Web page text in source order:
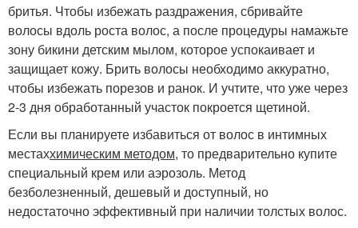
бритья. Чтобы избежать раздражения, сбривайте
волосы вдоль роста волос, а после процедуры намажьте
зону бикини детским мылом, которое успокаивает и
защищает кожу. Брить волосы необходимо аккуратно,
чтобы избежать порезов и ранок. И учтите, что уже через
2-3 дня обработанный участок покроется щетиной.
Если вы планируете избавиться от волос в интимных
местаххимическим методом, то предварительно купите
специальный крем или аэрозоль. Метод
безболезненный, дешевый и доступный, но
недостаточно эффективный при наличии толстых волос.